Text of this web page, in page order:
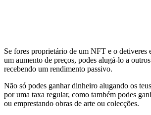
Se fores proprietário de um NFT e o detiveres
um aumento de preços, podes alugá-lo a
recebendo um rendimento passivo.
Não só podes ganhar dinheiro alugando os
por uma taxa regular, como também podes
ou emprestando obras de arte ou colecções.